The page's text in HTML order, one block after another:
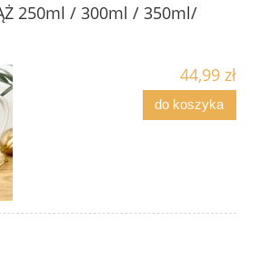
250ml / 300ml / 350ml/
44,99 zł
do koszyka